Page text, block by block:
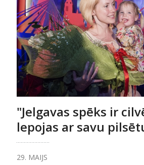
"Jelgavas spēks ir
lepojas ar savu
29. MAIJS